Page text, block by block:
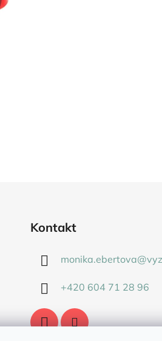
Kontakt
monika.ebertova@
+420 604 71 28 96